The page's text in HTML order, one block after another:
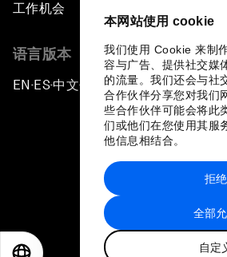
本网站使用 cookie
我们使用 Cookie 来制
容与广告、提供社交媒
的流量。我们还会与社
合作伙伴分享您对我们
些合作伙伴可能会将此
们或他们在您使用其服
他信息相结合。
全部
自定
拒绝
工作机会
语言版本
EN ▪ ES▪中文▪ 日本語
站点地图
世界经济